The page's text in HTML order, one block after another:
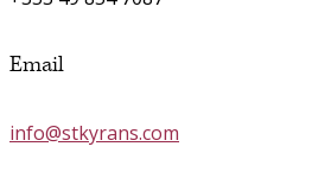
Email
info@stkyrans.com